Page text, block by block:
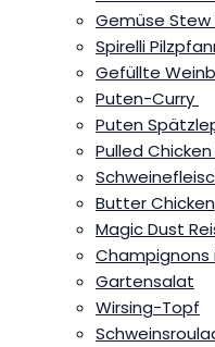
Gemüse Stew
Spirelli
Gefüllte
Puten-Curry
Puten
Pulled
Butter Chicken
Magic Dust
Champignons
Gartensalat
Wirsing-Topf